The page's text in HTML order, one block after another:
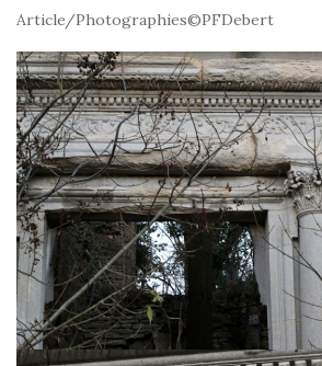
Article/Photographies©PFDebert